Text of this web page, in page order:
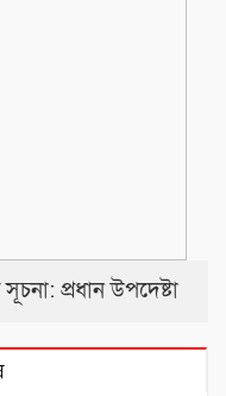
প্রধান উপদেষ্টা